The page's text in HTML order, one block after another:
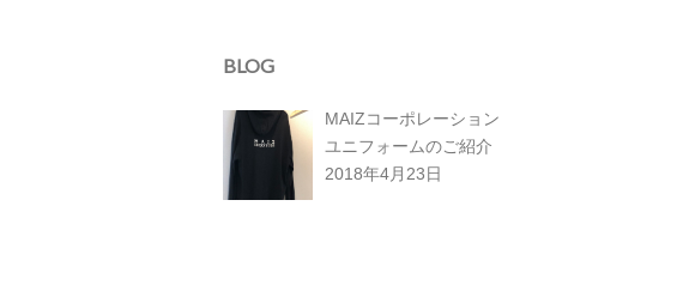
BLOG
MAIZコーポレーション
ユニフォームのご紹介
2018年4月23日